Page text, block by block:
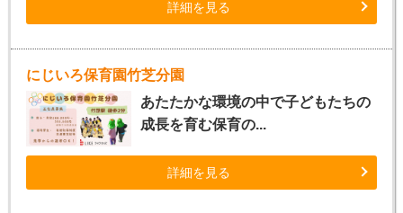
詳細を見る
にじいろ保育園竹芝分園
あたたかな環境の中で子どもたちの
成長を育む保育の...
詳細を見る